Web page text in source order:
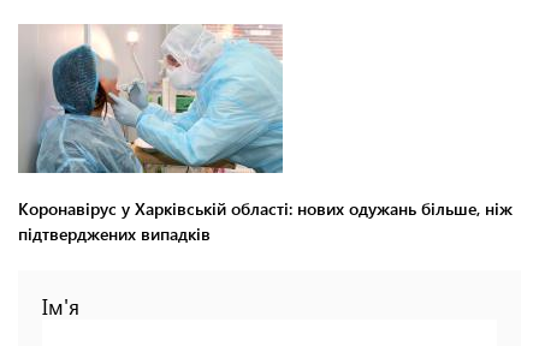
Коронавірус у Харківській області: нових одужань більше, ніж
підтверджених випадків
Ім'я